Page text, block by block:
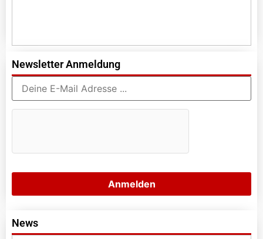
Newsletter Anmeldung
News